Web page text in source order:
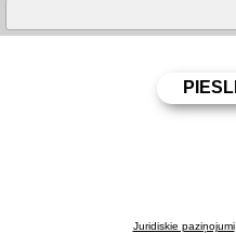
Juridiskie paziņojumi